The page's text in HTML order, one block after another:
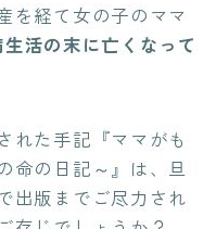
を経て女の子のママ
活の末に亡くなって
れた手記『ママがも
命の日記～』は、旦
出版までご尽力され